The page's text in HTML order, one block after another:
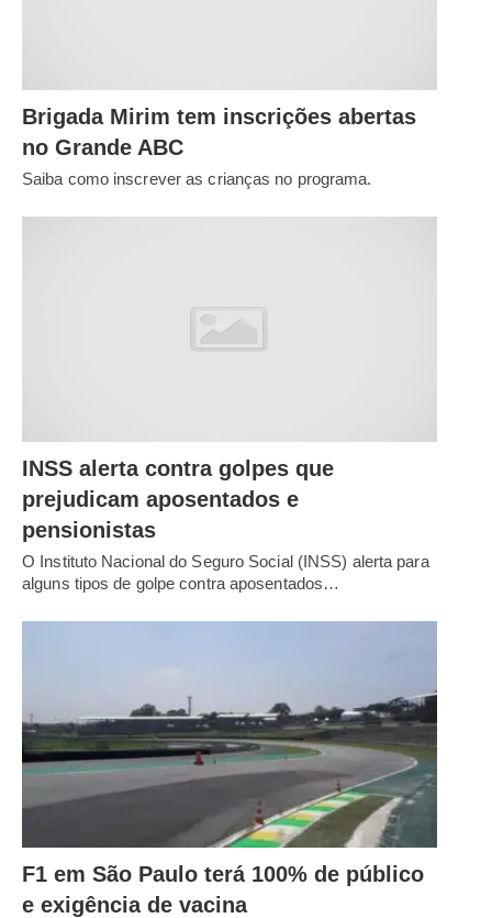
Brigada Mirim tem inscrições abertas
no Grande ABC
Saiba como inscrever as crianças no programa.
INSS alerta contra golpes que
prejudicam aposentados e
pensionistas
O Instituto Nacional do Seguro Social (INSS) alerta para
alguns tipos de golpe contra aposentados…
F1 em São Paulo terá 100% de público
e exigência de vacina